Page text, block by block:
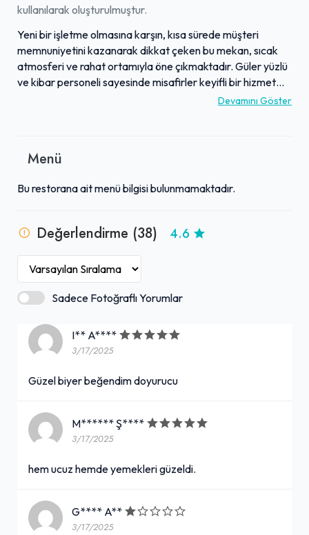
kullanılarak oluşturulmuştur.
Yeni bir işletme olmasına karşın, kısa sürede müşteri
memnuniyetini kazanarak dikkat çeken bu mekan, sıcak
atmosferi ve rahat ortamıyla öne çıkmaktadır. Güler yüzlü
ve kibar personeli sayesinde misafirler keyifli bir hizmet
deneyimi yaşamaktadır. Menüsündeki tostlar,
sunmasıyla öne çıkan işletme, doyurucu ve kaliteli bir
tarafından sıkça tercih edilen ve tavsiye edilen bir buluşma
Devamını Göster
Menü
Bu restorana ait menü bilgisi bulunmamaktadır.
Değerlendirme (38) 4.6
Sadece Fotoğraflı Yorumlar
I** A****
3/17/2025
Güzel biyer beğendim doyurucu
M****** Ş****
3/17/2025
hem ucuz hemde yemekleri güzeldi.
G**** A**
3/17/2025